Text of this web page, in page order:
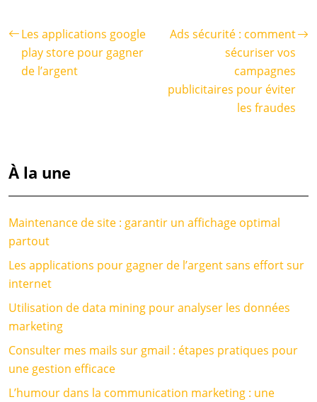
Les applications google
play store pour gagner
de l’argent
Ads sécurité : comment
sécuriser vos
campagnes
publicitaires pour éviter
les fraudes
À la une
Maintenance de site : garantir un affichage optimal
partout
Les applications pour gagner de l’argent sans effort sur
internet
Utilisation de data mining pour analyser les données
marketing
Consulter mes mails sur gmail : étapes pratiques pour
une gestion efficace
L’humour dans la communication marketing : une